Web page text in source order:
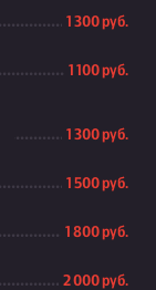
1 300 руб.
1 100 руб.
1 300 руб.
1 500 руб.
1 800 руб.
2 000 руб.